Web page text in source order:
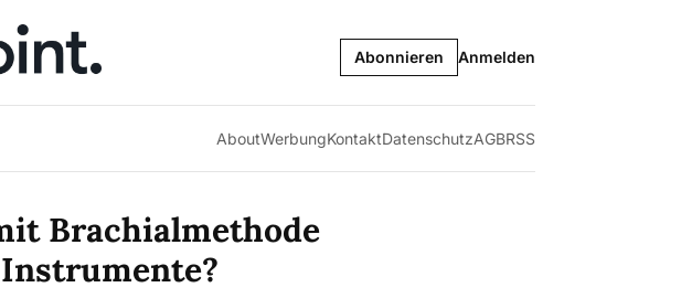
Abonnieren Anmelden
AboutWerbungKontaktDatenschutzAGBRSS
Brachialmethode